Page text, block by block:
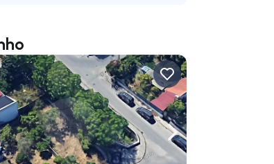
a direita
para a esquerda Navegação para a